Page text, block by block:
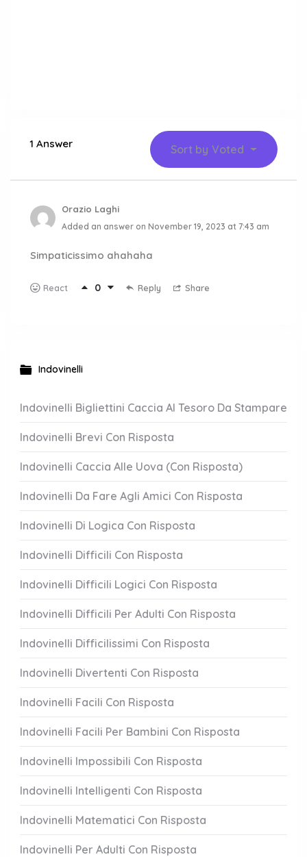
1 Answer Sort by Voted
Orazio Laghi
Added an answer on November 19, 2023 at 7:43 am
Simpaticissimo ahahaha
React 0 Reply Share
Indovinelli
Indovinelli Bigliettini Caccia Al Tesoro Da Stampare
Indovinelli Brevi Con Risposta
Indovinelli Caccia Alle Uova (Con Risposta)
Indovinelli Da Fare Agli Amici Con Risposta
Indovinelli Di Logica Con Risposta
Indovinelli Difficili Con Risposta
Indovinelli Difficili Logici Con Risposta
Indovinelli Difficili Per Adulti Con Risposta
Indovinelli Difficilissimi Con Risposta
Indovinelli Divertenti Con Risposta
Indovinelli Facili Con Risposta
Indovinelli Facili Per Bambini Con Risposta
Indovinelli Impossibili Con Risposta
Indovinelli Intelligenti Con Risposta
Indovinelli Matematici Con Risposta
Indovinelli Per Adulti Con Risposta